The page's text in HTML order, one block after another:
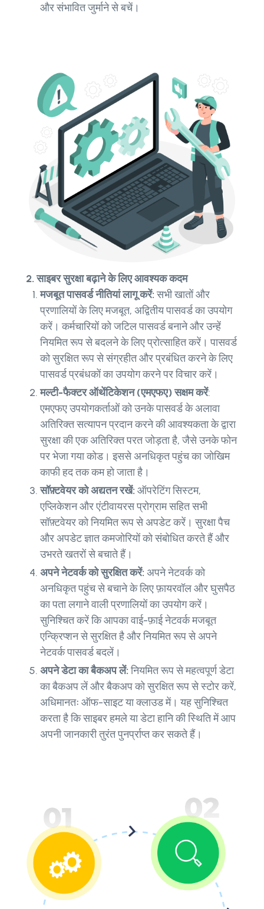
और संभावित जुर्माने से बचें।
2. साइबर सुरक्षा बढ़ाने के लिए आवश्यक कदम
मजबूत पासवर्ड नीतियां लागू करें:सभी खातों और
प्रणालियों के लिए मजबूत, अद्वितीय पासवर्ड का उपयोग
करें। कर्मचारियों को जटिल पासवर्ड बनाने और उन्हें
नियमित रूप से बदलने के लिए प्रोत्साहित करें। पासवर्ड
को सुरक्षित रूप से संग्रहीत और प्रबंधित करने के लिए
पासवर्ड प्रबंधकों का उपयोग करने पर विचार करें।
मल्टी-फैक्टर ऑथेंटिकेशन (एमएफए) सक्षम करें:
एमएफए उपयोगकर्ताओं को उनके पासवर्ड के अलावा
अतिरिक्त सत्यापन प्रदान करने की आवश्यकता के द्वारा
सुरक्षा की एक अतिरिक्त परत जोड़ता है, जैसे उनके फोन
पर भेजा गया कोड। इससे अनधिकृत पहुंच का जोखिम
काफी हद तक कम हो जाता है।
सॉफ़्टवेयर को अद्यतन रखें: ऑपरेटिंग सिस्टम,
एप्लिकेशन और एंटीवायरस प्रोग्राम सहित सभी
सॉफ़्टवेयर को नियमित रूप से अपडेट करें। सुरक्षा पैच
और अपडेट ज्ञात कमजोरियों को संबोधित करते हैं और
उभरते खतरों से बचाते हैं।
अपने नेटवर्क को सुरक्षित करें: अपने नेटवर्क को
अनधिकृत पहुंच से बचाने के लिए फ़ायरवॉल और घुसपैठ
का पता लगाने वाली प्रणालियों का उपयोग करें।
सुनिश्चित करें कि आपका वाई-फ़ाई नेटवर्क मजबूत
एन्क्रिप्शन से सुरक्षित है और नियमित रूप से अपने
नेटवर्क पासवर्ड बदलें।
अपने डेटा का बैकअप लें:नियमित रूप से महत्वपूर्ण डेटा
का बैकअप लें और बैकअप को सुरक्षित रूप से स्टोर करें,
अधिमानतः ऑफ-साइट या क्लाउड में। यह सुनिश्चित
करता है कि साइबर हमले या डेटा हानि की स्थिति में आप
अपनी जानकारी तुरंत पुनर्प्राप्त कर सकते हैं।